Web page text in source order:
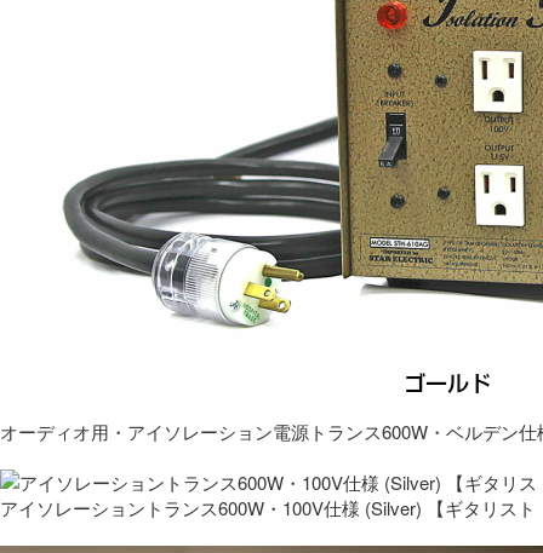
オーディオ用・アイソレーション電源トランス600W・ベルデン仕
アイソレーショントランス600W・100V仕様 (Silver) 【ギタリス